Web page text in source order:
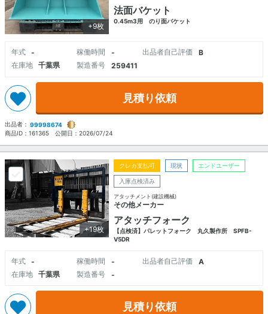
+9枚
法面バケット
0.45m3用 のり面バケット
年式 - 稼働時間 - 出品者自己評価
B
在庫地
千葉県 製造番号 259411
見積り依頼
出品者： 99998674
商品ID： 161365 公開日： 2026/07/24
+19枚
クレカ支払可 現状 エンドユーザー
入庫点検済み
アタッチメント(建設機械)
その他メーカー
アタッチフォーク
【点検済】パレットフォーク 丸久製作所 SPFB-
V5DR
年式 - 稼働時間 - 出品者自己評価
A
在庫地
千葉県 製造番号 -
見積り依頼